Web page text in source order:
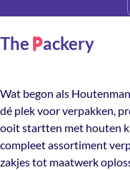
The Packery
Wat begon als
dé plek voor verpakken,
ooit startten met houten
compleet assortiment
zakjes tot maatwerk